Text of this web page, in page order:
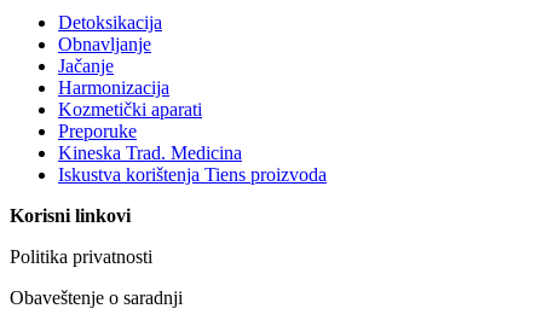
Detoksikacija
Obnavljanje
Jačanje
Harmonizacija
Kozmetički aparati
Preporuke
Kineska Trad. Medicina
Iskustva korištenja Tiens proizvoda
Korisni linkovi
Politika privatnosti
Obaveštenje o saradnji